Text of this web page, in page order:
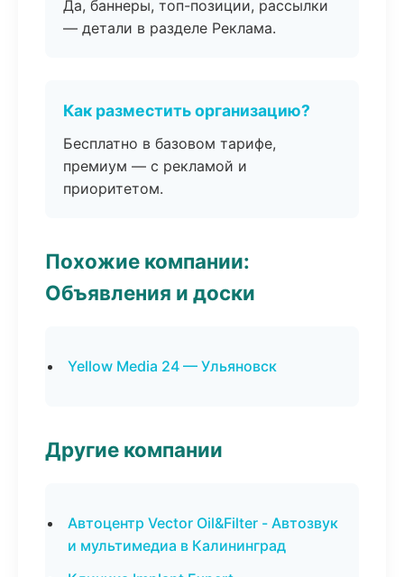
Да, баннеры, топ-позиции, рассылки
— детали в разделе Реклама.
Как разместить организацию?
Бесплатно в базовом тарифе,
премиум — с рекламой и
приоритетом.
Похожие компании:
Объявления и доски
Yellow Media 24 — Ульяновск
Другие компании
Автоцентр Vector Oil&Filter - Автозвук
и мультимедиа в Калининград